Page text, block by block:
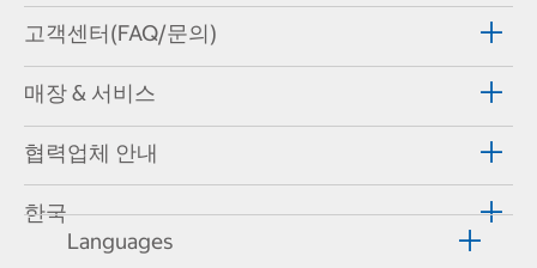
고객센터(FAQ/문의)
매장 & 서비스
협력업체 안내
한국
Languages